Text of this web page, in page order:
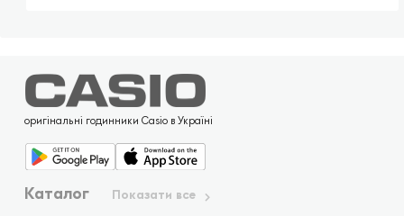
оригінальні годинники Casio в Україні
Каталог Показати все